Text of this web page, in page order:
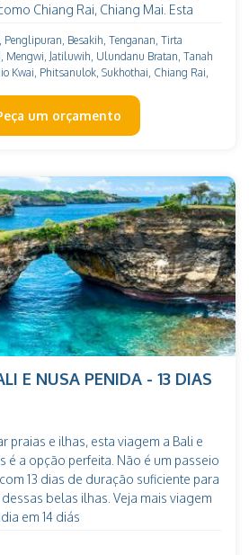
Chiang Rai, Chiang Mai. Esta
do Bali e da Tailândia. Veja
de 10 dias Veja mais viagem ao
Besakih, Tenganan, Tirta
Mengwi, Jatiluwih, Ulundanu Bratan, Tanah
Kwai, Phitsanulok, Sukhothai, Chiang Rai,
um orçamento
E NUSA PENIDA - 13 DIAS
praias e ilhas, esta viagem a Bali e
é a opção perfeita. Não é um passeio
13 dias de duração suficiente para
belas ilhas. Veja mais viagem
em 14 diás